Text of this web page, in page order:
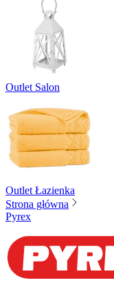
Outlet Salon
Outlet Łazienka
Strona główna
Pyrex